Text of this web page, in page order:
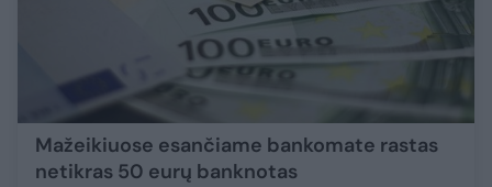
Mažeikiuose esančiame bankomate rastas
netikras 50 eurų banknotas